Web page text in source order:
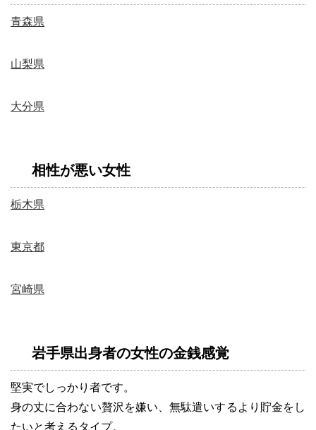
青森県
山梨県
大分県
相性が悪い女性
栃木県
東京都
宮崎県
岩手県出身者の女性の金銭感覚
堅実でしっかり者です。
身の丈に合わない贅沢を嫌い、無駄遣いするより貯金をし
たいと考えるタイプ。